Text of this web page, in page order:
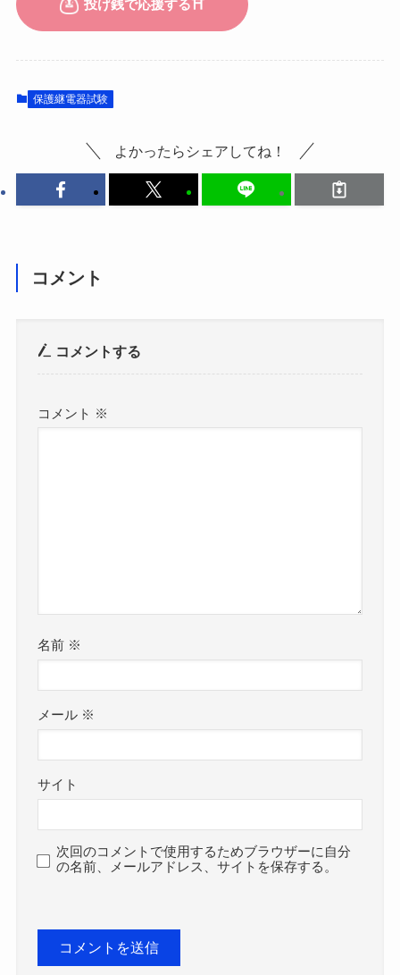
保護継電器試験
よかったらシェアしてね！
コメント
コメントする
コメント ※
名前 ※
メール ※
サイト
次回のコメントで使用するためブラウザーに自分
の名前、メールアドレス、サイトを保存する。